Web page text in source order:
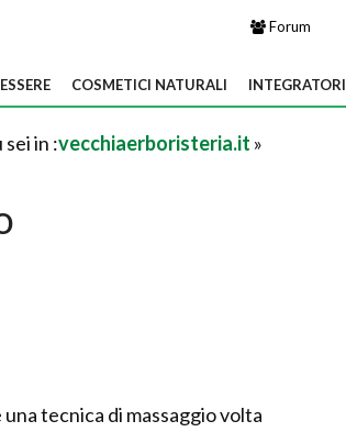
Forum
COSMETICI NATURALI INTEGRATORI
sei in :vecchiaerboristeria.it »
tecnica di massaggio volta